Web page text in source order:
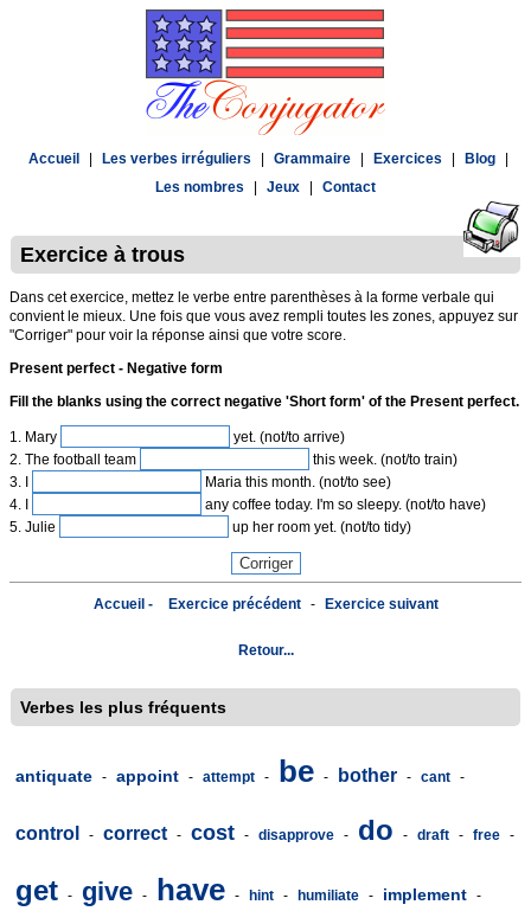
Accueil Les verbes irréguliers Grammaire Exercices Blog
Les nombres
Jeux Contact
Exercice à trous
Dans cet exercice, mettez le verbe entre parenthèses à la forme verbale qui
convient le mieux. Une fois que vous avez rempli toutes les zones, appuyez sur
"Corriger" pour voir la réponse ainsi que votre score.
Present perfect - Negative form
Fill the blanks using the correct negative 'Short form' of the Present perfect.
1. Mary
yet. (not/to arrive)
2. The football team
this week. (not/to train)
3. I
Maria this month. (not/to see)
4. I
any coffee today. I'm so sleepy. (not/to have)
5. Julie
up her room yet. (not/to tidy)
Accueil - Exercice précédent - Exercice suivant
Retour...
Verbes les plus fréquents
antiquate - appoint - attempt - be - bother - cant -
control - correct - cost - disapprove - do - draft - free -
get - give - have - hint - humiliate - implement -